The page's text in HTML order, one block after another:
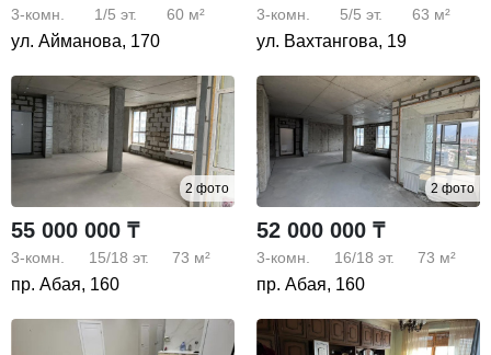
3-комн. 1/5 эт. 60 м²
ул. Айманова, 170
3-комн. 5/5 эт. 63 м²
ул. Вахтангова, 19
2 фото
55 000 000 ₸
3-комн. 15/18 эт. 73 м²
пр. Абая, 160
2 фото
52 000 000 ₸
3-комн. 16/18 эт. 73 м²
пр. Абая, 160